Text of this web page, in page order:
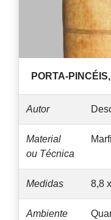
PORTA-PINCÉIS,
Autor
Material
ou Técnica
Medidas 8,8
Ambiente